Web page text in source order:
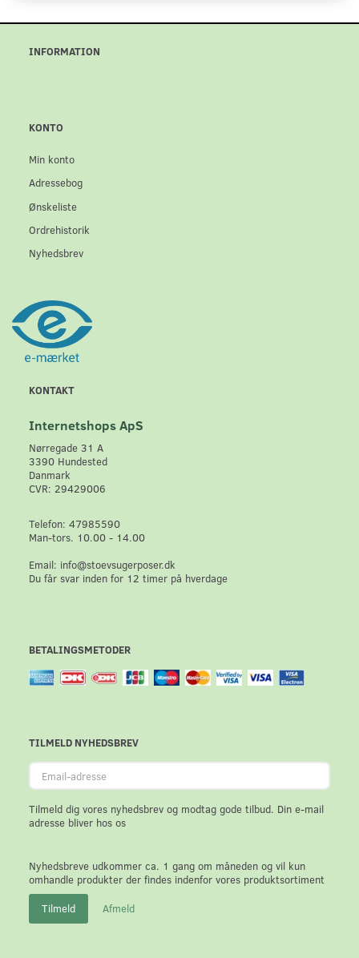
INFORMATION
KONTO
Min konto
Adressebog
Ønskeliste
Ordrehistorik
Nyhedsbrev
KONTAKT
Internetshops ApS
Nørregade 31 A
3390 Hundested
Danmark
CVR: 29429006
Telefon: 47985590
Man-tors. 10.00 - 14.00
Email: info@stoevsugerposer.dk
Du får svar inden for 12 timer på hverdage
BETALINGSMETODER
TILMELD NYHEDSBREV
Email-
adresse
Tilmeld dig vores nyhedsbrev og modtag gode tilbud. Din e-mail
adresse bliver hos os
Nyhedsbreve udkommer ca. 1 gang om måneden og vil kun
omhandle produkter der findes indenfor vores produktsortiment
Tilmeld Afmeld